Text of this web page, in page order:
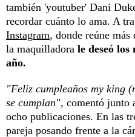
también 'youtuber' Dani
recordar cuánto lo ama. A
Instagram, donde reúne más
la maquilladora le deseó los
año.
"Feliz cumpleaños my king
se cumplan", comentó junto
ocho publicaciones. En las
pareja posando frente a la